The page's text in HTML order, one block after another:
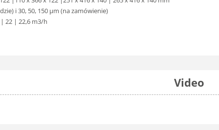
i 30, 50, 150 μm (na zamówienie)
| 22 | 22,6 m3/h
Video